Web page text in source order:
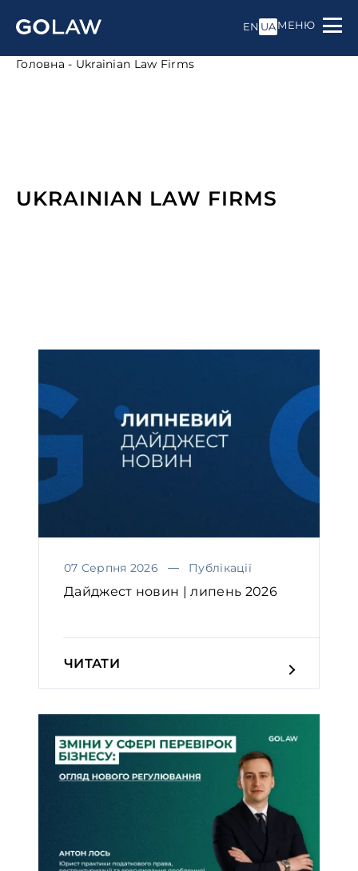
EN UAМЕНЮ
Головна - Ukrainian Law Firms
UKRAINIAN LAW FIRMS
07 Серпня 2026 Публікації
Дайджест новин | липень 2026
ЧИТАТИ